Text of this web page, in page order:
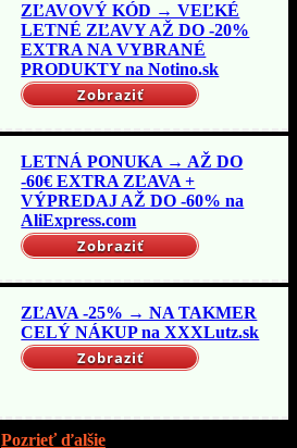
ZĽAVOVÝ KÓD → VEĽKÉ
LETNÉ ZĽAVY AŽ DO -20%
EXTRA NA VYBRANÉ
PRODUKTY na Notino.sk
Zobraziť
LETNÁ PONUKA → AŽ DO
-60€ EXTRA ZĽAVA +
VÝPREDAJ AŽ DO -60% na
AliExpress.com
Zobraziť
ZĽAVA -25% → NA TAKMER
CELÝ NÁKUP na XXXLutz.sk
Zobraziť
Pozrieť ďalšie